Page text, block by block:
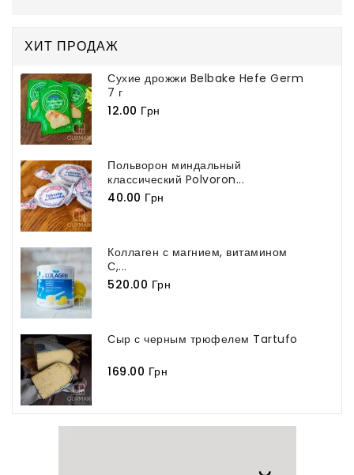
ХИТ ПРОДАЖ
Сухие дрожжи Belbake Hefe Germ
7 г
12.00 Грн
Польворон миндальный
классический Polvoron...
40.00 Грн
Коллаген с магнием, витамином
С,...
520.00 Грн
Сыр с черным трюфелем Tartufo
169.00 Грн